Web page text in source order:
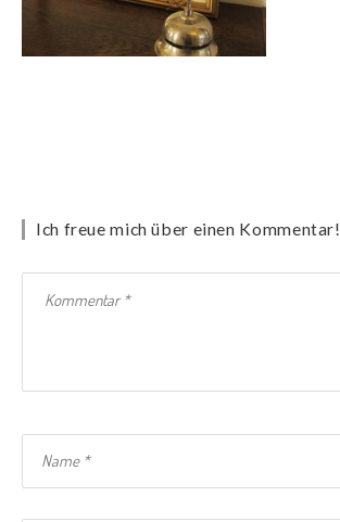
Ich freue mich über einen Kommentar!